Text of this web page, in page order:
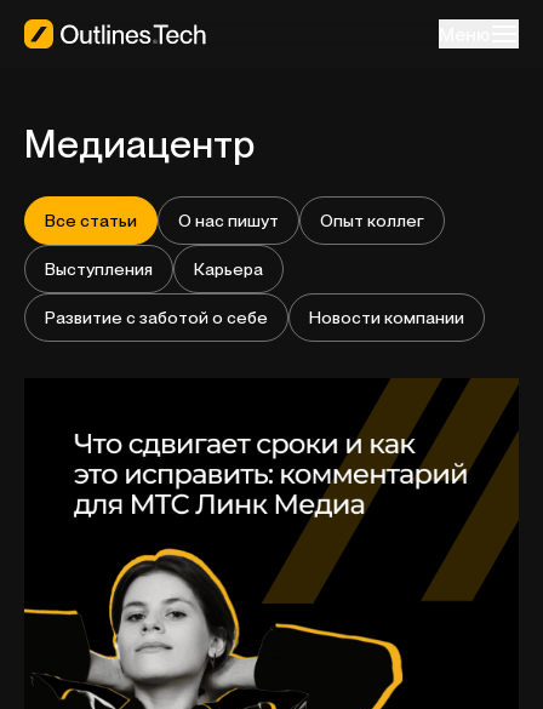
Медиацентр
Все статьи О нас пишут Опыт коллег
Выступления Карьера
Развитие с заботой о себе Новости компании